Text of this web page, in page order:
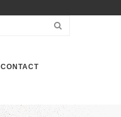
CONTACT